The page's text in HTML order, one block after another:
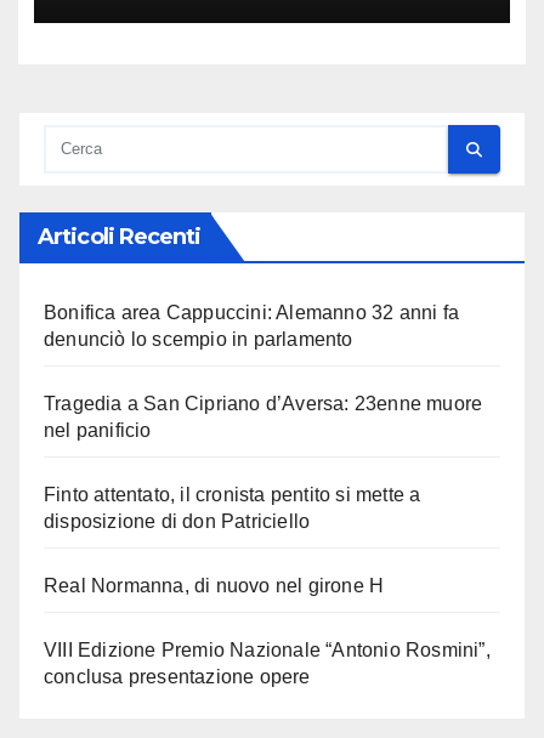
Articoli Recenti
Bonifica area Cappuccini: Alemanno 32 anni fa
denunciò lo scempio in parlamento
Tragedia a San Cipriano d’Aversa: 23enne muore
nel panificio
Finto attentato, il cronista pentito si mette a
disposizione di don Patriciello
Real Normanna, di nuovo nel girone H
VIII Edizione Premio Nazionale “Antonio Rosmini”,
conclusa presentazione opere